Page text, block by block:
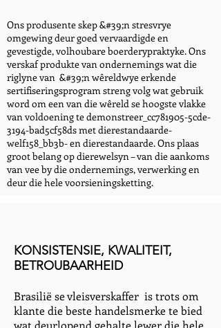
Ons produsente skep &#39;n stresvrye
omgewing deur goed vervaardigde en
gevestigde, volhoubare boerderypraktyke. Ons
verskaf produkte van ondernemings wat die
riglyne van &#39;n wêreldwye erkende
sertifiseringsprogram streng volg wat gebruik
word om een van die wêreld se hoogste vlakke
van voldoening te demonstreer_cc781905-5cde-
3194-bad5cf58ds met dierestandaarde-
welf158_bb3b- en dierestandaarde. Ons plaas
groot belang op dierewelsyn – van die aankoms
van vee by die ondernemings, verwerking en
deur die hele voorsieningsketting.
KONSISTENSIE, KWALITEIT,
BETROUBAARHEID
Brasilië se vleisverskaffer is trots om
klante die beste handelsmerke te bied
wat deurlopend gehalte lewer die hele